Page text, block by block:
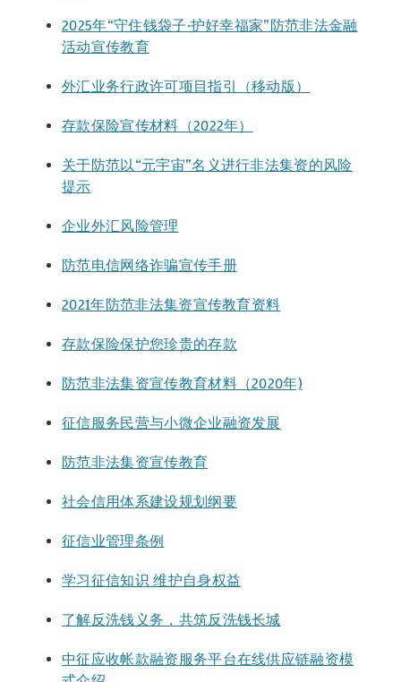
2025年“守住钱袋子·护好幸福家”防范非法金融
活动宣传教育
外汇业务行政许可项目指引（移动版）
存款保险宣传材料（2022年）
关于防范以“元宇宙”名义进行非法集资的风险
提示
企业外汇风险管理
防范电信网络诈骗宣传手册
2021年防范非法集资宣传教育资料
存款保险保护您珍贵的存款
防范非法集资宣传教育材料（2020年)
征信服务民营与小微企业融资发展
防范非法集资宣传教育
社会信用体系建设规划纲要
征信业管理条例
学习征信知识 维护自身权益
了解反洗钱义务，共筑反洗钱长城
中征应收帐款融资服务平台在线供应链融资模